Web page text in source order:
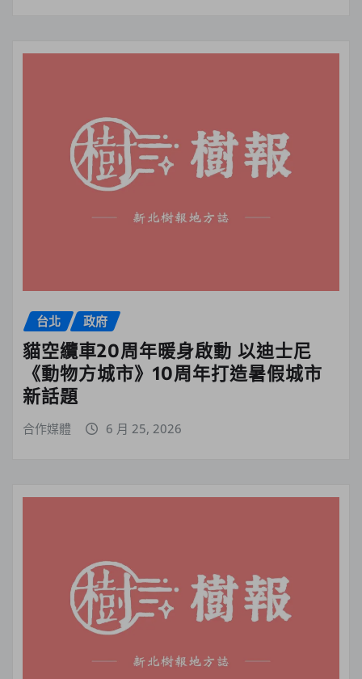
台北 政府
貓空纜車20周年暖身啟動 以迪士尼
《動物方城市》10周年打造暑假城市
新話題
合作媒體 6 月 25, 2026